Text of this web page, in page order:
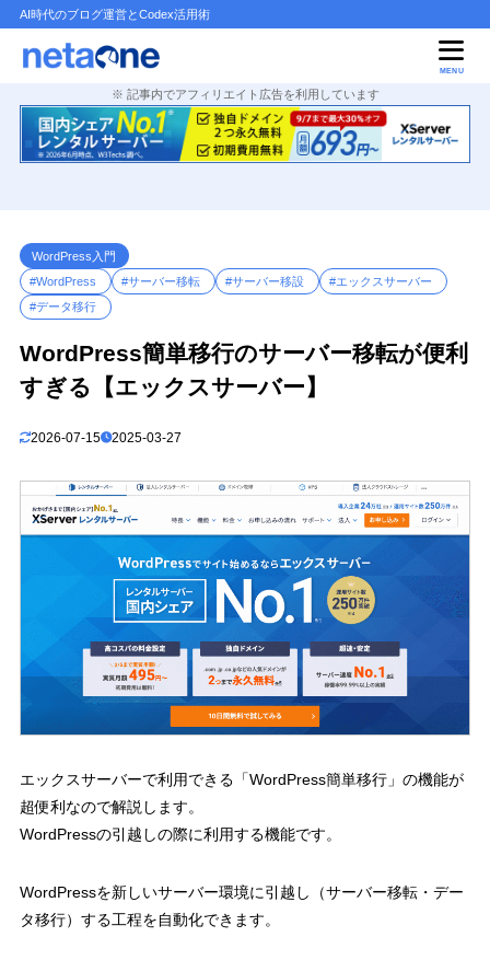
AI時代のブログ運営とCodex活用術
MENU
※ 記事内でアフィリエイト広告を利用しています
WordPress入門
#WordPress
#サーバー移転 #サーバー移設
#エックスサーバー
#データ移行
WordPress簡単移行のサーバー移転が便利
すぎる【エックスサーバー】
2026-07-15 2025-03-27
エックスサーバーで利用できる「WordPress簡単移行」の機能が
超便利なので解説します。
WordPressの引越しの際に利用する機能です。
WordPressを新しいサーバー環境に引越し（サーバー移転・デー
タ移行）する工程を自動化できます。
目次
1 はじめに
1.1 WordPress簡単移行の特徴
1.4 データ移行できる容量の目安
1.5 データ移行の対象外
1.6 簡単移行の機能があるレンタルサーバー
1.6.1 オススメのレンタルサーバー
1.6.2 レンタルサーバーを探す
2.2 バックアップ必須
事前準備
移行作業の流れ
移行元WordPressのログイン情報を用意する
WordPressをバックアップする（移行元）
3.3.1 データベースをバックアップ
3.3.2 バックアップ対象
3.3.4 バックアップ対象
3.4 プラグインを全て停止する（移行元）
ネームサーバーは最後に変更する